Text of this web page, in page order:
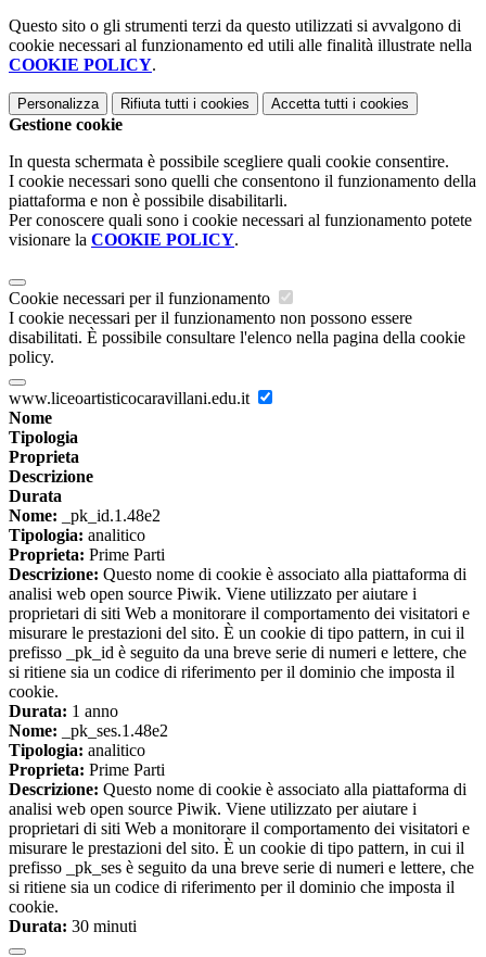
Questo sito o gli strumenti terzi da questo utilizzati si avvalgono di
cookie necessari al funzionamento ed utili alle finalità illustrate nella
COOKIE POLICY.
Personalizza Rifiuta tutti i cookies Accetta tutti i cookies
Gestione cookie
In questa schermata è possibile scegliere quali cookie consentire.
I cookie necessari sono quelli che consentono il funzionamento della
piattaforma e non è possibile disabilitarli.
Per conoscere quali sono i cookie necessari al funzionamento potete
visionare la COOKIE POLICY.
Cookie necessari per il funzionamento
I cookie necessari per il funzionamento non possono essere
disabilitati. È possibile consultare l'elenco nella pagina della cookie
policy.
www.liceoartisticocaravillani.edu.it
Nome
Tipologia
Proprieta
Descrizione
Durata
Nome: _pk_id.1.48e2
Tipologia: analitico
Proprieta: Prime Parti
Descrizione: Questo nome di cookie è associato alla piattaforma di
analisi web open source Piwik. Viene utilizzato per aiutare i
proprietari di siti Web a monitorare il comportamento dei visitatori e
misurare le prestazioni del sito. È un cookie di tipo pattern, in cui il
prefisso _pk_id è seguito da una breve serie di numeri e lettere, che
si ritiene sia un codice di riferimento per il dominio che imposta il
cookie.
Durata: 1 anno
Nome: _pk_ses.1.48e2
Tipologia: analitico
Proprieta: Prime Parti
Descrizione: Questo nome di cookie è associato alla piattaforma di
analisi web open source Piwik. Viene utilizzato per aiutare i
proprietari di siti Web a monitorare il comportamento dei visitatori e
misurare le prestazioni del sito. È un cookie di tipo pattern, in cui il
prefisso _pk_ses è seguito da una breve serie di numeri e lettere, che
si ritiene sia un codice di riferimento per il dominio che imposta il
cookie.
Durata: 30 minuti